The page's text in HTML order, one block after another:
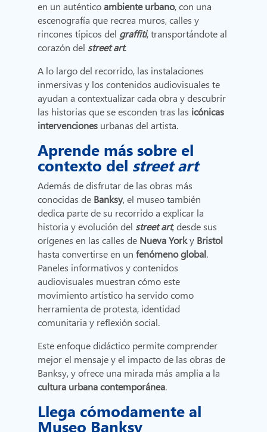
en un auténticoambiente urbano, con una
escenografía que recrea muros, calles y
rincones típicos del graffiti, transportándote al
corazón del street art.
A lo largo del recorrido, las instalaciones
inmersivas y los contenidos audiovisuales te
ayudan a contextualizar cada obra y descubrir
las historias que se esconden tras las icónicas
intervenciones urbanas del artista.
Aprende más sobre el
contexto del street art
Además de disfrutar de las obras más
conocidas de Banksy, el museo también
dedica parte de su recorrido a explicar la
historia y evolución del street art, desde sus
orígenes en las calles de Nueva Yorky Bristol
hasta convertirse en unfenómeno global.
Paneles informativos y contenidos
audiovisuales muestran cómo este
movimiento artístico ha servido como
herramienta de protesta, identidad
comunitaria y reflexión social.
Este enfoque didáctico permite comprender
mejor el mensaje y el impacto de las obras de
Banksy, y ofrece una mirada más amplia a la
cultura urbana contemporánea.
Llega cómodamente al
Museo Banksy